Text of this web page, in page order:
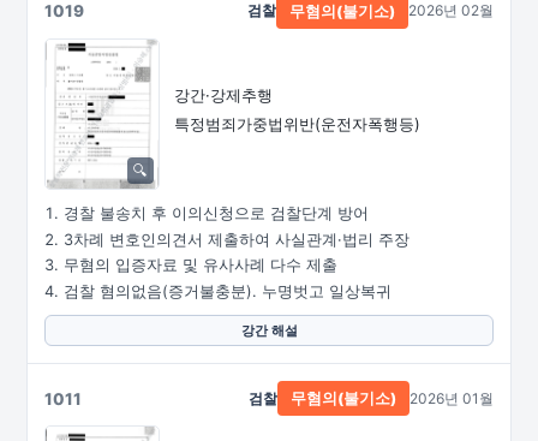
1019
강간·강제추행
특정범죄가중법위반(운전자폭행등)
검찰 무혐의(불기소) 2026년 02월
경찰 불송치 후 이의신청으로 검찰단계 방어
3차례 변호인의견서 제출하여 사실관계·법리 주장
무혐의 입증자료 및 유사사례 다수 제출
검찰 혐의없음(증거불충분). 누명벗고 일상복귀
강간 해설
1011 검찰 무혐의(불기소) 2026년 01월